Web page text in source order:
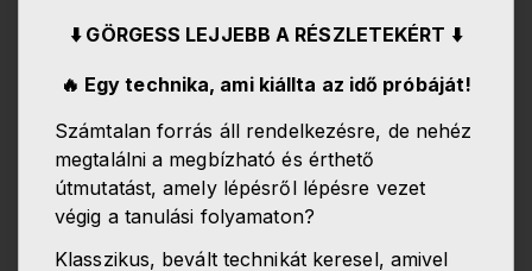
⬇️ GÖRGESS LEJJEBB A RÉSZLETEKÉRT ⬇️
🔥 Egy technika, ami kiállta az idő próbáját!
Számtalan forrás áll rendelkezésre, de nehéz
megtalálni a megbízható és érthető
útmutatást, amely lépésről lépésre vezet
végig a tanulási folyamaton?
Klasszikus, bevált technikát keresel, amivel